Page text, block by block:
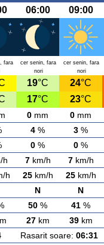
06:00 09:00
fara
cer senin, fara
nori
cer senin, fara
nori
19°C 24°C
17°C 23°C
0 mm 0 mm
4 % 3 %
0 % 0 %
h 7km/h 7km/h
h 25km/h 25km/h
N N
50 % 41 %
27km 39km
Rasarit soare: 06:31